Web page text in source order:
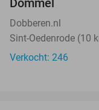
Dobberen.nl
Sint-Oedenrode (10
Verkocht: 246